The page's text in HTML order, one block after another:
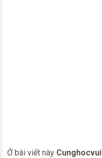
Ở bài viết này Cunghocvui